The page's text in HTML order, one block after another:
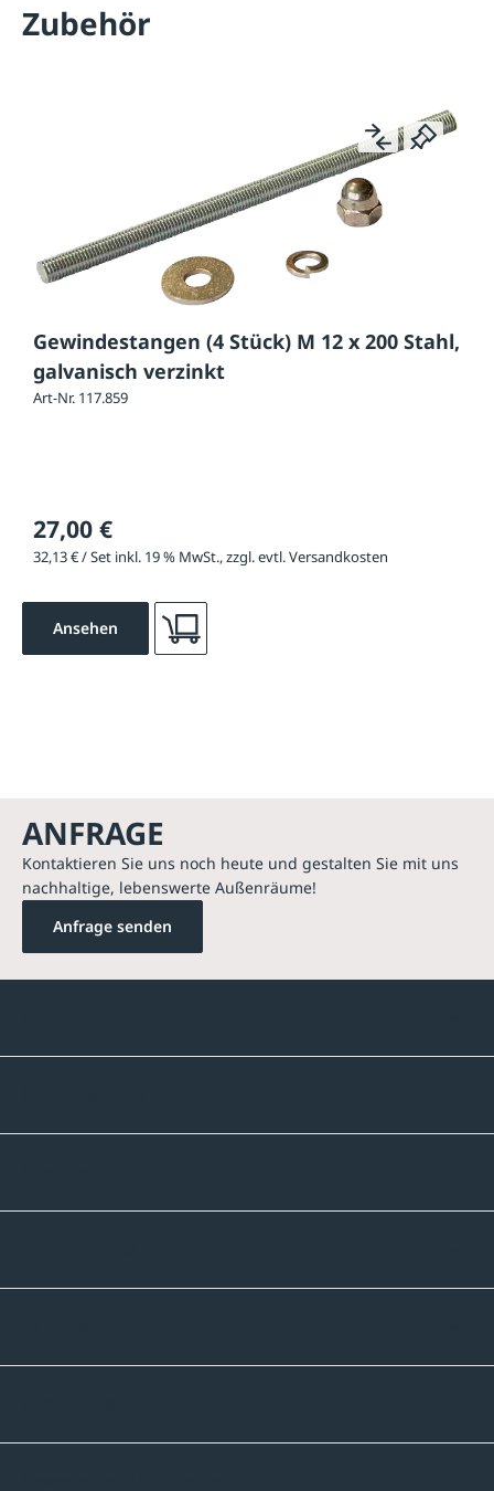
Zubehör
Gewindestangen (4 Stück) M 12 x 200 Stahl,
galvanisch verzinkt
Art-Nr. 117.859
27,00 €
32,13 € / Set inkl. 19 % MwSt., zzgl. evtl. Versandkosten
Ansehen
ANFRAGE
Kontaktieren Sie uns noch heute und gestalten Sie mit uns
nachhaltige, lebenswerte Außenräume!
Anfrage senden